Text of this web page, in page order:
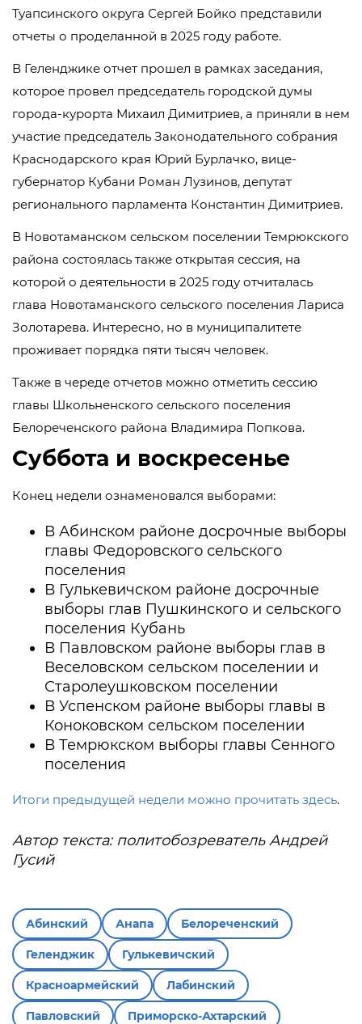
Туапсинского округа Сергей Бойко представили
отчеты о проделанной в 2025 году работе.
В Геленджике отчет прошел в рамках заседания,
которое провел председатель городской думы
города-курорта Михаил Димитриев, а приняли в нем
участие председатель Законодательного собрания
Краснодарского края Юрий Бурлачко, вице-
губернатор Кубани Роман Лузинов, депутат
регионального парламента Константин Димитриев.
В Новотаманском сельском поселении Темрюкского
района состоялась также открытая сессия, на
которой о деятельности в 2025 году отчиталась
глава Новотаманского сельского поселения Лариса
Золотарева. Интересно, но в муниципалитете
проживает порядка пяти тысяч человек.
Также в череде отчетов можно отметить сессию
главы Школьненского сельского поселения
Белореченского района Владимира Попкова.
Суббота и воскресенье
Конец недели ознаменовался выборами:
В Абинском районе досрочные выборы
главы Федоровского сельского
поселения
В Гулькевичском районе досрочные
выборы глав Пушкинского и сельского
поселения Кубань
В Павловском районе выборы глав в
Веселовском сельском поселении и
Старолеушковском поселении
В Успенском районе выборы главы в
Коноковском сельском поселении
В Темрюкском выборы главы Сенного
поселения
Итоги предыдущей недели можно прочитать здесь.
Автор текста: политобозреватель Андрей
Гусий
Абинский Анапа Белореченский
Геленджик Гулькевичский
Красноармейский Лабинский
Павловский Приморско-Ахтарский